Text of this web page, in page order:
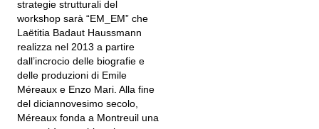
strategie strutturali del
workshop sarà “EM_EM” che
Laëtitia Badaut Haussmann
realizza nel 2013 a partire
dall’incrocio delle biografie e
delle produzioni di Emile
Méreaux e Enzo Mari. Alla fine
del diciannovesimo secolo,
Méreaux fonda a Montreuil una